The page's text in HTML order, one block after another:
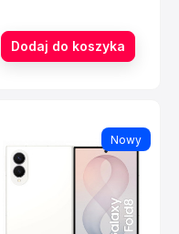
Dodaj do koszyka
Nowy